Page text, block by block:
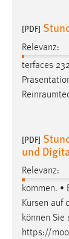
[PDF]
Relevanz:
terfaces
[PDF]
und
Relevanz:
kommen. •
Kursen auf
können Sie
https://
Um